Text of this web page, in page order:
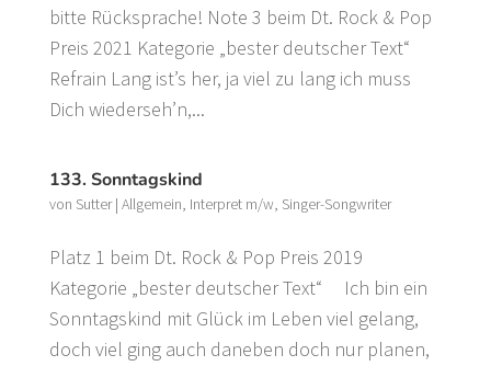
bitte Rücksprache! Note 3 beim Dt. Rock & Pop
Preis 2021 Kategorie „bester deutscher Text“
Refrain Lang ist’s her, ja viel zu lang ich muss
Dich wiederseh’n,...
133. Sonntagskind
von Sutter| Allgemein, Interpret m/w, Singer-Songwriter
Platz 1 beim Dt. Rock & Pop Preis 2019
Kategorie „bester deutscher Text“ Ich bin ein
Sonntagskind mit Glück im Leben viel gelang,
doch viel ging auch daneben doch nur planen,